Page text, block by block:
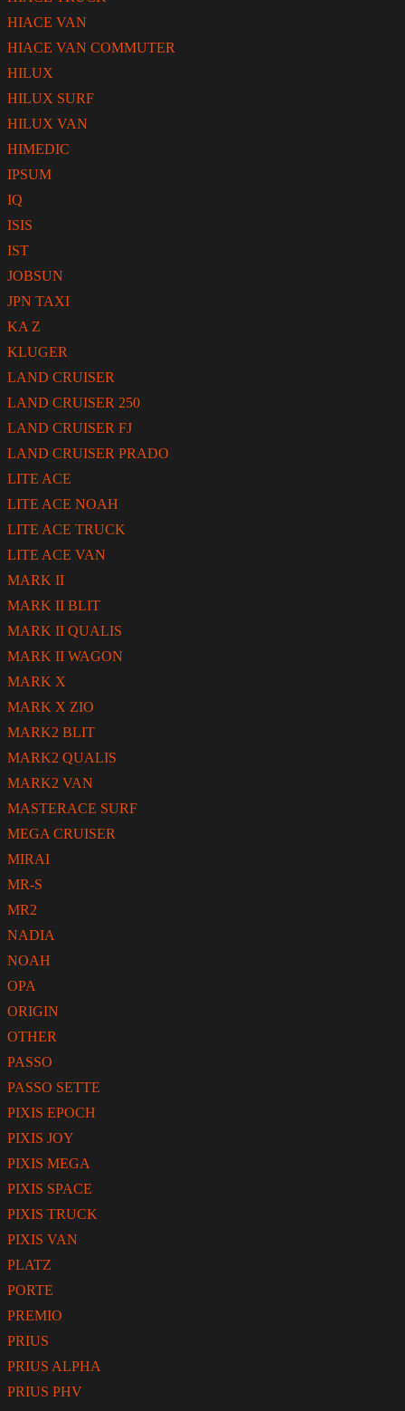
HIACE VAN
HIACE VAN COMMUTER
HILUX
HILUX SURF
HILUX VAN
HIMEDIC
IPSUM
IQ
ISIS
IST
JOBSUN
JPN TAXI
KA Z
KLUGER
LAND CRUISER
LAND CRUISER 250
LAND CRUISER FJ
LAND CRUISER PRADO
LITE ACE
LITE ACE NOAH
LITE ACE TRUCK
LITE ACE VAN
MARK II
MARK II BLIT
MARK II QUALIS
MARK II WAGON
MARK X
MARK X ZIO
MARK2 BLIT
MARK2 QUALIS
MARK2 VAN
MASTERACE SURF
MEGA CRUISER
MIRAI
MR-S
MR2
NADIA
NOAH
OPA
ORIGIN
OTHER
PASSO
PASSO SETTE
PIXIS EPOCH
PIXIS JOY
PIXIS MEGA
PIXIS SPACE
PIXIS TRUCK
PIXIS VAN
PLATZ
PORTE
PREMIO
PRIUS
PRIUS ALPHA
PRIUS PHV